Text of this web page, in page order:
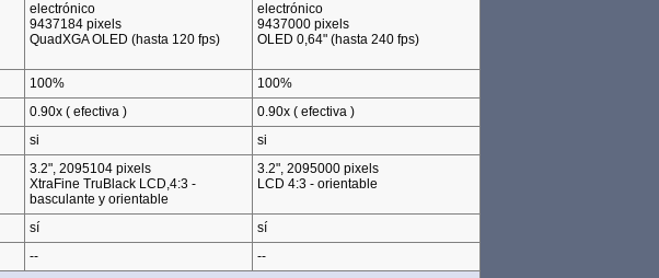
electrónico
9437184 pixels
QuadXGA OLED (hasta 120 fps)
electrónico
9437000 pixels
OLED 0,64" (hasta 240 fps)
100%
100%
0.90x ( efectiva )
0.90x ( efectiva )
si
si
3.2", 2095104 pixels
XtraFine TruBlack LCD,4:3 -
basculante y orientable
3.2", 2095000 pixels
LCD 4:3 - orientable
sí
sí
--
--